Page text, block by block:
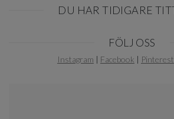
DU HAR TIDIGARE
FÖLJ OSS
Instagram | Facebook | Pinterest